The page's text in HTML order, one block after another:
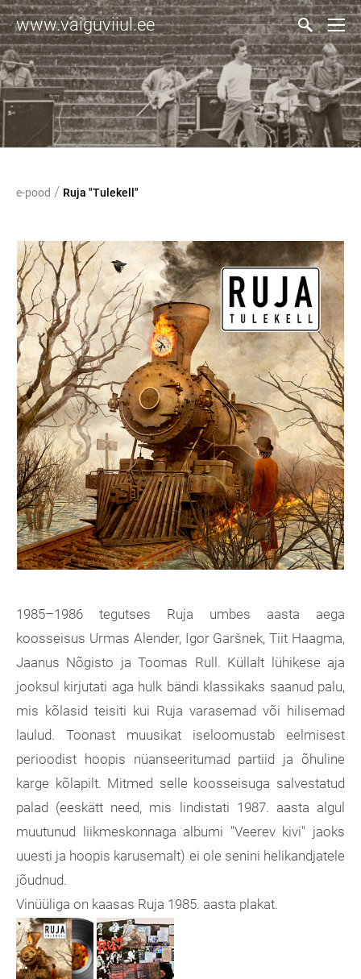
www.vaiguviiul.ee
e-pood / Ruja "Tulekell"
1985–1986 tegutses Ruja umbes aasta aega
koosseisus Urmas Alender, Igor Garšnek, Tiit Haagma,
Jaanus Nõgisto ja Toomas Rull. Küllalt lühikese aja
jooksul kirjutati aga hulk bändi klassikaks saanud palu,
mis kõlasid teisiti kui Ruja varasemad või hilisemad
laulud. Toonast muusikat iseloomustab eelmisest
perioodist hoopis nüanseeritumad partiid ja õhuline
karge kõlapilt. Mitmed selle koosseisuga salvestatud
palad (eeskätt need, mis lindistati 1987. aasta algul
muutunud liikmeskonnaga albumi "Veerev kivi" jaoks
uuesti ja hoopis karusemalt) ei ole senini helikandjatele
jõudnud.
Vinüüliga on kaasas Ruja 1985. aasta plakat.